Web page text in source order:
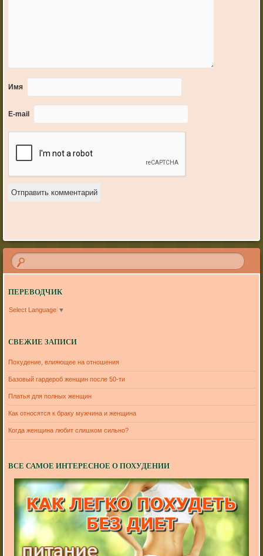
Имя
E-mail
ПЕРЕВОДЧИК
Select Language ▼
СВЕЖИЕ ЗАПИСИ
Похудение, влияющее на отношения
Базовый гардероб женщин после 50-ти
Платья для полных женщин
Как относятся к браку мужчина и женщина
Когда женщина любит слишком сильно?
ВСЕ САМОЕ ИНТЕРЕСНОЕ О ПОХУДЕНИИ